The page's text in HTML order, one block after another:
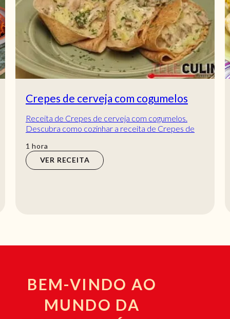
Crepes de cerveja com cogumelos
Receita de Crepes de cerveja com cogumelos.
Descubra como cozinhar a receita de Crepes de
delicio...
1 hora
hora
VER RECEITA
BEM-VINDO AO
MUNDO DA